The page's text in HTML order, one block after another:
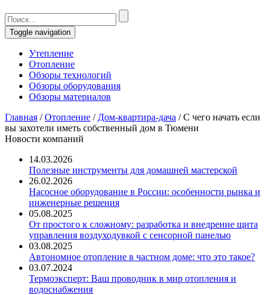
Toggle navigation
Утепление
Отопление
Обзоры технологий
Обзоры оборудования
Обзоры материалов
Главная /Отопление / Дом-квартира-дача /С чего начать если
вы захотели иметь собственный дом в Тюмени
Новости компаний
14.03.2026
Полезные инструменты для домашней мастерской
26.02.2026
Насосное оборудование в России: особенности рынка и
инженерные решения
05.08.2025
От простого к сложному: разработка и внедрение щита
управления воздуходувкой с сенсорной панелью
03.08.2025
Автономное отопление в частном доме: что это такое?
03.07.2024
Термоэксперт: Ваш проводник в мир отопления и
водоснабжения